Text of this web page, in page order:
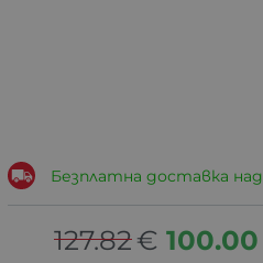
Безплатна доставка над
127.82€ 100.00